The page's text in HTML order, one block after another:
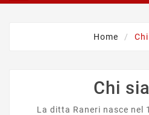
Home
Chi
La ditta Raneri nasce nel